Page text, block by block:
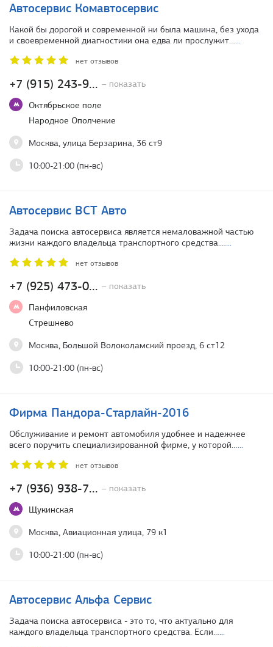
Автосервис Комавтосервис
+7 (915) 243-9... – показать
Октябрьское поле
Народное Ополчение
Москва, улица Берзарина, 36 ст9
10:00-21:00 (пн-вс)
Какой бы дорогой и современной ни была машина, без ухода
и своевременной диагностики она едва ли прослужит…...
нет отзывов
Автосервис ВСТ Авто
+7 (925) 473-0... – показать
Панфиловская
Стрешнево
Москва, Большой Волоколамский проезд, 6 ст12
10:00-21:00 (пн-вс)
Задача поиска автосервиса является немаловажной частью
жизни каждого владельца транспортного средства.…...
нет отзывов
Фирма Пандора-Старлайн-2016
+7 (936) 938-7... – показать
Щукинская
Москва, Авиационная улица, 79 к1
10:00-21:00 (пн-вс)
Обслуживание и ремонт автомобиля удобнее и надежнее
всего поручить специализированной фирме, у которой…...
нет отзывов
Автосервис Альфа Сервис
Задача поиска автосервиса - это то, что актуально для
каждого владельца транспортного средства. Если…...